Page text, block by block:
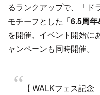
るランクアップで、「
モチーフとした 「6.5周
を開催。イベント開始に
ャンペーンも同時開催。
【 WALKフェス記念